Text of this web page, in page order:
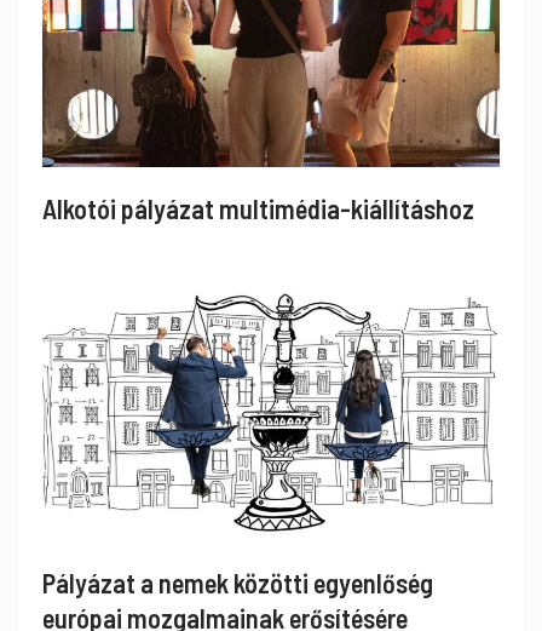
Alkotói pályázat multimédia-kiállításhoz
Pályázat a nemek közötti egyenlőség
európai mozgalmainak erősítésére